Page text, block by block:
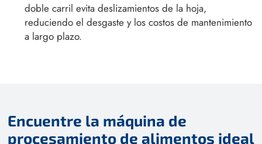
doble carril evita deslizamientos de la hoja,
reduciendo el desgaste y los costos de mantenimiento
a largo plazo.
Encuentre la máquina de
procesamiento de alimentos ideal